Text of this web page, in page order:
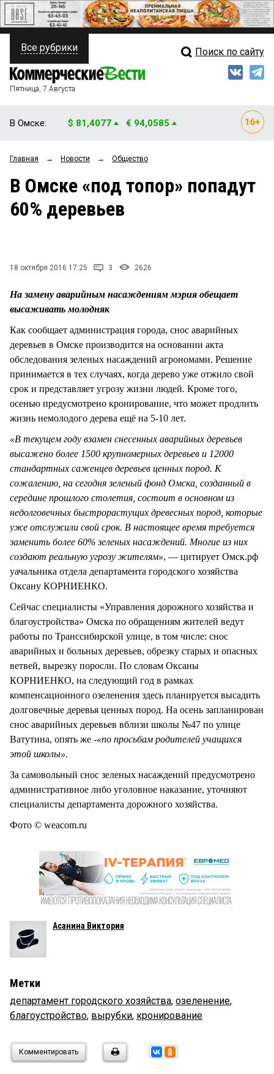
ПОЛИТИКА
ФИНАНСЫ
ОБЩЕСТВО
ЗАКОН
НОВОСТИ КОМПАНИЙ
СТИЛЬ ЖИЗНИ
Свежий выпуск
Рейтинги
Все рубрики Поиск по сайту
Пятница, 7 Августа
В Омске: $ 81,4077 € 94,0585
Главная → Новости → Общество
В Омске «под топор» попадут
60% деревьев
18 октября 2016 17:25 3 2626
На замену аварийным насаждениям мэрия обещает
высаживать молодняк
Как сообщает администрация города, снос аварийных
деревьев в Омске производится на основании акта
обследования зеленых насаждений агрономами. Решение
принимается в тех случаях, когда дерево уже отжило свой
срок и представляет угрозу жизни людей. Кроме того,
осенью предусмотрено кронирование, что может продлить
жизнь немолодого дерева ещё на 5-10 лет.
«В текущем году взамен снесенных аварийных деревьев
высажено более 1500 крупномерных деревьев и 12000
стандартных саженцев деревьев ценных пород. К
сожалению, на сегодня зеленый фонд Омска, созданный в
середине прошлого столетия, состоит в основном из
недолговечных быстрорастущих древесных пород, которые
уже отслужили свой срок. В настоящее время требуется
заменить более 60% зеленых насаждений. Многие из них
создают реальную угрозу жителям», — цитирует Омск.рф
yачальника отдела департамента городского хозяйства
Оксану КОРНИЕНКО.
Сейчас специалисты «Управления дорожного хозяйства и
благоустройства» Омска по обращениям жителей ведут
работы по Транссибирской улице, в том числе: снос
аварийных и больных деревьев, обрезку старых и опасных
ветвей, вырезку поросли. По словам Оксаны
КОРНИЕНКО, на следующий год в рамках
компенсационного озеленения здесь планируется высадить
долговечные деревья ценных пород. На осень запланирован
снос аварийных деревьев вблизи школы №47 по улице
Ватутина, опять же -«по просьбам родителей учащихся
этой школы».
За самовольный снос зеленых насаждений предусмотрено
административное либо уголовное наказание, уточняют
специалисты департамента дорожного хозяйства.
Фото © weacom.ru
Асанина Виктория
Метки
департамент городского хозяйства, озеленение,
благоустройство, вырубки, кронирование
Комментировать